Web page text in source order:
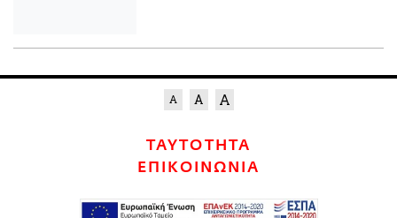
ΤΑΥΤΟΤΗΤΑ
ΕΠΙΚΟΙΝΩΝΙΑ